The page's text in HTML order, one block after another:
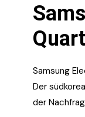
Samsung
Der
der